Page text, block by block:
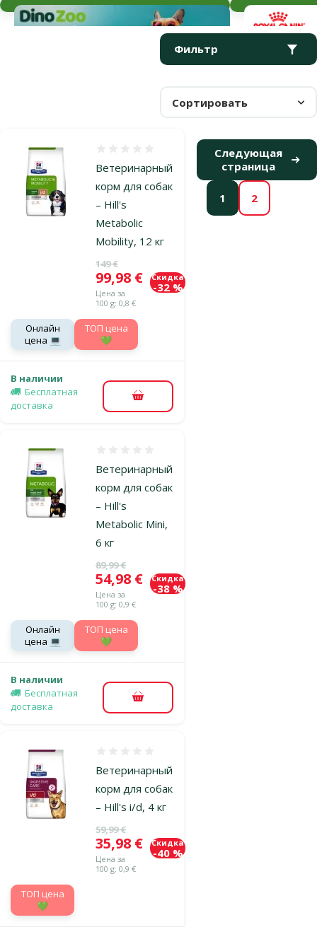
Фильтр
Сортировать
Продукты в категории Диетические и лечебные корма для
Ветеринарный
корм для собак
– Hill's
Metabolic
Mobility, 12 кг
Исходная цена
149 €
Цена
99,98 €
Цена за
100 g: 0,8 €
Скидка
-32 %
Онлайн
цена 💻
TOП цена
💚
В наличии
Бесплатная
доставка
В корзину
Ветеринарный
корм для собак
– Hill's
Metabolic Mini,
6 кг
Исходная цена
89,99 €
Цена
54,98 €
Цена за
100 g: 0,9 €
Скидка
-38 %
Онлайн
цена 💻
TOП цена
💚
В наличии
Бесплатная
доставка
В корзину
Ветеринарный
корм для собак
– Hill's i/d, 4 кг
Исходная цена
59,99 €
Цена
35,98 €
Цена за
100 g: 0,9 €
Скидка
-40 %
TOП цена
💚
1 2
Следующая
страница